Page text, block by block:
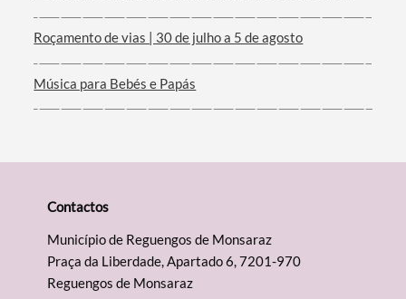
Roçamento de vias | 30 de julho a 5 de agosto
Música para Bebés e Papás
Contactos
Município de Reguengos de Monsaraz
Praça da Liberdade, Apartado 6, 7201-970
Reguengos de Monsaraz